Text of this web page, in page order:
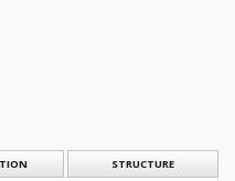
STRUCTURE